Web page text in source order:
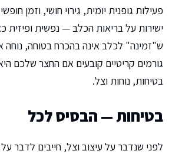
פעילות גופנית יומית, גירוי חושי, וזמן
ישירות על בריאות הכלב — נפשית
ש"זמינה" לכלב אינה בהכרח בטוחה,
גורמים קריטיים קובעים אם החצר שלכם
בטיחות, נוחות וצל.
בטיחות — הבסיס לכל
לפני שנדבר על עיצוב וצל, חייבים לדבר